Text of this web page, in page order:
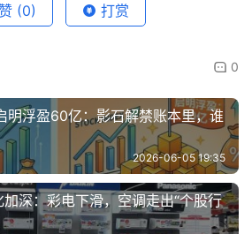
(0) 打赏
0
明浮盈60亿：影石解禁账本里，谁
2026-06-05 19:35
深：彩电下滑，空调走出“个股行